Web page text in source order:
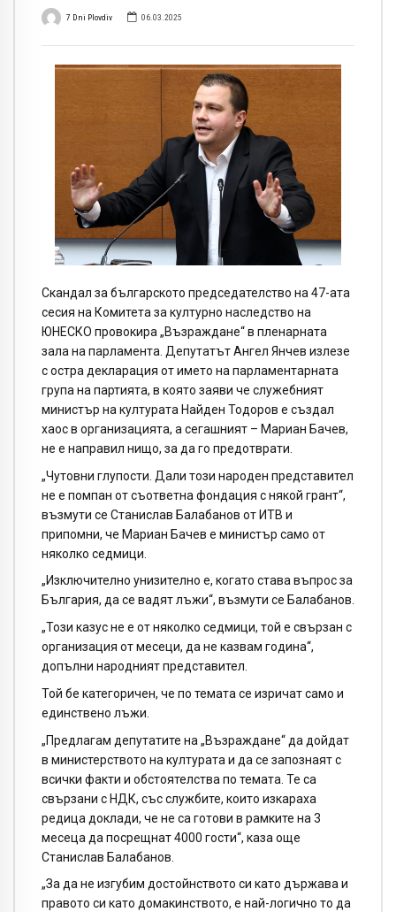
7 Dni Plovdiv 06.03.2025
Скандал за българското председателство на 47-ата
сесия на Комитета за културно наследство на
ЮНЕСКО провокира „Възраждане“ в пленарната
зала на парламента. Депутатът Ангел Янчев излезе
с остра декларация от името на парламентарната
група на партията, в която заяви че служебният
министър на културата Найден Тодоров е създал
хаос в организацията, а сегашният – Мариан Бачев,
не е направил нищо, за да го предотврати.
„Чутовни глупости. Дали този народен представител
не е помпан от съответна фондация с някой грант“,
възмути се Станислав Балабанов от ИТВ и
припомни, че Мариан Бачев е министър само от
няколко седмици.
„Изключително унизително е, когато става въпрос за
България, да се вадят лъжи“, възмути се Балабанов.
„Този казус не е от няколко седмици, той е свързан с
организация от месеци, да не казвам година“,
допълни народният представител.
Той бе категоричен, че по темата се изричат само и
единствено лъжи.
„Предлагам депутатите на „Възраждане“ да дойдат
в министерството на културата и да се запознаят с
всички факти и обстоятелства по темата. Те са
свързани с НДК, със службите, които изкараха
редица доклади, че не са готови в рамките на 3
месеца да посрещнат 4000 гости“, каза още
Станислав Балабанов.
„За да не изгубим достойнството си като държава и
правото си като домакинството, е най-логично то да